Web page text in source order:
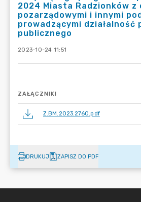
2024 Miasta Radzionków z
pozarządowymi i innymi
prowadzącymi działalność
publicznego
2023-10-24 11:51
ZAŁĄCZNIKI
Z.BM.2023.2760.pdf
DRUKUJ ZAPISZ DO PDF